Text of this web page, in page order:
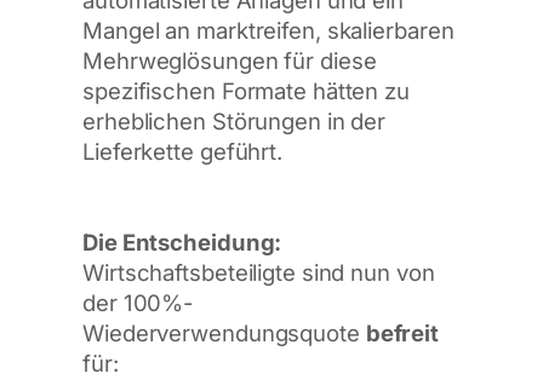
Mangel an marktreifen, skalierbaren
Mehrweglösungen für diese
spezifischen Formate hätten zu
erheblichen Störungen in der
Lieferkette geführt.
Die Entscheidung:
Wirtschaftsbeteiligte sind nun von
der 100%-
Wiederverwendungsquote befreit
für: